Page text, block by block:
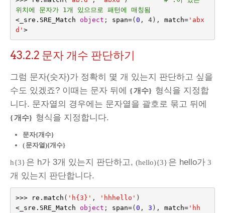
위치에 문자가 1개 있으므로 패턴에 매칭됨
<_sre . SRE_Match object ; span=(0 , 4), match='abx
d' >
43.2.2 문자 개수 판단하기
그럼 문자(숫자)가 정확히 몇 개 있는지 판단하고 싶을
수도 있겠죠? 이때는 문자 뒤에 {개수} 형식을 지정합
니다. 문자열의 경우에는 문자열을 괄호로 묶고 뒤에
{개수} 형식을 지정합니다.
문자{개수}
( 문자열){개수}
h{3} 은 h가 3개 있는지 판단하고, (hello){3} 은 hello가 3
개 있는지 판단합니다.
>>> re . match ( 'h{3}' , 'hhhello' )
<_sre . SRE_Match object ; span=(0 , 3 ), match='hh